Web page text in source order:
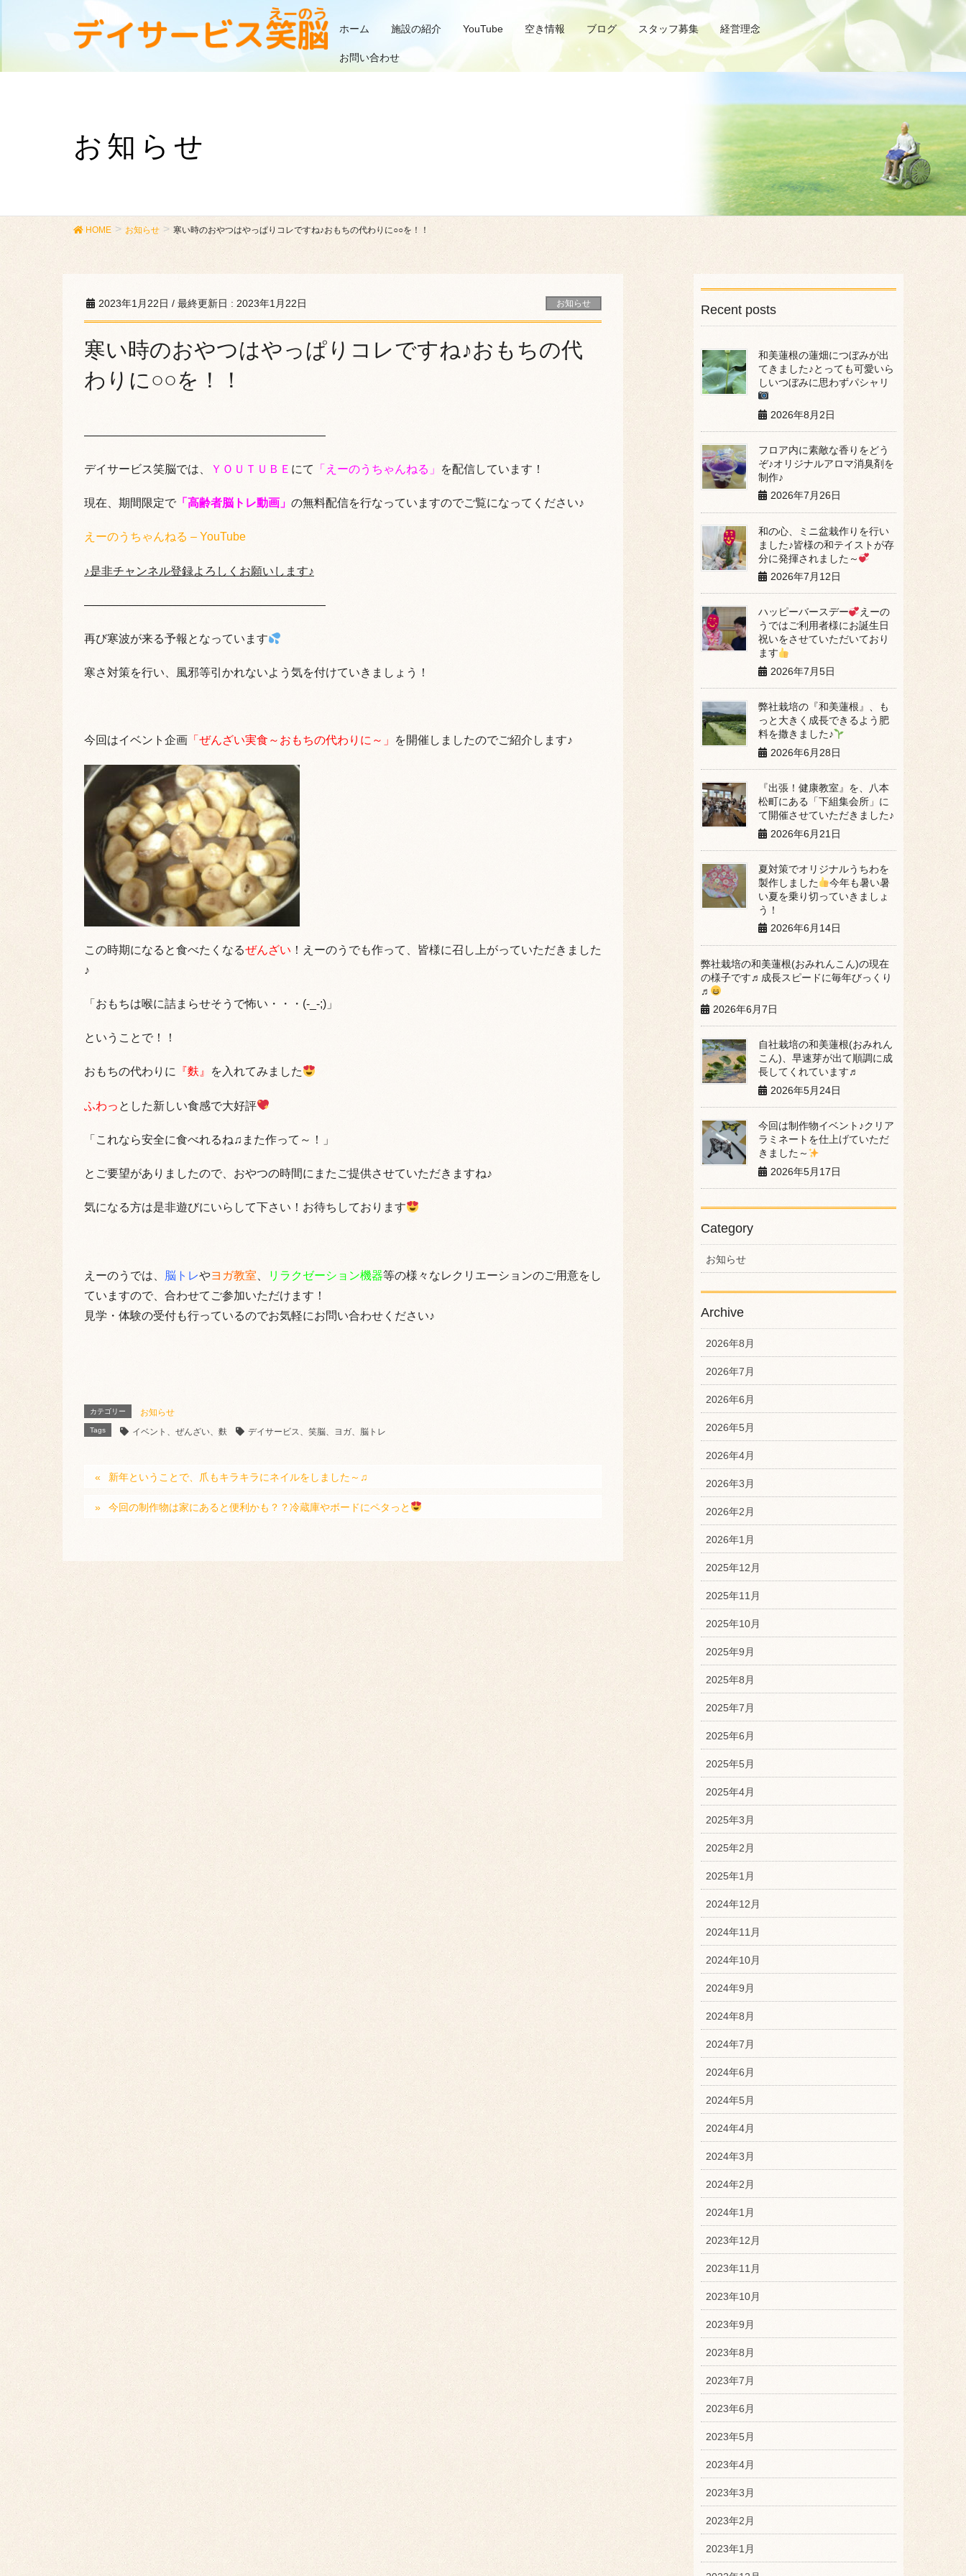
ホーム 施設の紹介 YouTube 空き情報 ブログ スタッフ募集 経営理念
お問い合わせ
お知らせ
HOME お知らせ 寒い時のおやつはやっぱりコレですね♪おもちの代わりに○○を！！
2023年1月22日 / 最終更新日 : 2023年1月22日 お知らせ
寒い時のおやつはやっぱりコレですね♪おもちの代
わりに○○を！！
—————————————————————
デイサービス笑脳では、 ＹＯＵＴＵＢＥ にて 「えーのうちゃんねる」 を配信しています！
現在、期間限定で 「高齢者脳トレ動画」 の無料配信を行なっていますのでご覧になってください♪
えーのうちゃんねる – YouTube
♪是非チャンネル登録よろしくお願いします♪
—————————————————————
再び寒波が来る予報となっています
寒さ対策を行い、風邪等引かれないよう気を付けていきましょう！
今回はイベント企画 「ぜんざい実食～おもちの代わりに～」 を開催しましたのでご紹介します♪
この時期になると食べたくなるぜんざい ！えーのうでも作って、皆様に召し上がっていただきました
♪
「おもちは喉に詰まらせそうで怖い・・・(-_-;)」
ということで！！
おもちの代わりに 『麩』 を入れてみました
ふわっ とした新しい食感で大好評
「これなら安全に食べれるね♫また作って～！」
とご要望がありましたので、おやつの時間にまたご提供させていただきますね♪
気になる方は是非遊びにいらして下さい！お待ちしております
えーのうでは、 脳トレやヨガ教室 リラクゼーション機器等の様々なレクリエーションのご用意をし
ていますので、合わせてご参加いただけます！
見学・体験の受付も行っているのでお気軽にお問い合わせください♪
カテゴリー お知らせ
Tags イベント、ぜんざい、麩 デイサービス、笑脳、ヨガ、脳トレ
新年ということで、爪もキラキラにネイルをしました～♫
今回の制作物は家にあると便利かも？？冷蔵庫やボードにペタっと
Recent posts
和美蓮根の蓮畑につぼみが出
てきました♪とっても可愛いら
しいつぼみに思わずパシャリ
2026年8月2日
フロア内に素敵な香りをどう
ぞ♪オリジナルアロマ消臭剤を
制作♪
2026年7月26日
和の心、ミニ盆栽作りを行い
ました♪皆様の和テイストが存
分に発揮されました～
2026年7月12日
ハッピーバースデー
えーの
うではご利用者様にお誕生日
祝いをさせていただいており
ます
2026年7月5日
弊社栽培の『和美蓮根』、も
っと大きく成長できるよう肥
料を撒きました♪
2026年6月28日
『出張！健康教室』を、八本
松町にある「下組集会所」に
て開催させていただきました♪
2026年6月21日
夏対策でオリジナルうちわを
製作しました
今年も暑い暑
い夏を乗り切っていきましょ
う！
2026年6月14日
弊社栽培の和美蓮根(おみれんこん)の現在
の様子です♬成長スピードに毎年びっくり
♬
2026年6月7日
自社栽培の和美蓮根(おみれん
こん)、早速芽が出て順調に成
長してくれています♬
2026年5月24日
今回は制作物イベント♪クリア
ラミネートを仕上げていただ
きました～
2026年5月17日
Category
お知らせ
Archive
2026年8月
2026年7月
2026年6月
2026年5月
2026年4月
2026年3月
2026年2月
2026年1月
2025年12月
2025年11月
2025年10月
2025年9月
2025年8月
2025年7月
2025年6月
2025年5月
2025年4月
2025年3月
2025年2月
2025年1月
2024年12月
2024年11月
2024年10月
2024年9月
2024年8月
2024年7月
2024年6月
2024年5月
2024年4月
2024年3月
2024年2月
2024年1月
2023年12月
2023年11月
2023年10月
2023年9月
2023年8月
2023年7月
2023年6月
2023年5月
2023年4月
2023年3月
2023年2月
2023年1月